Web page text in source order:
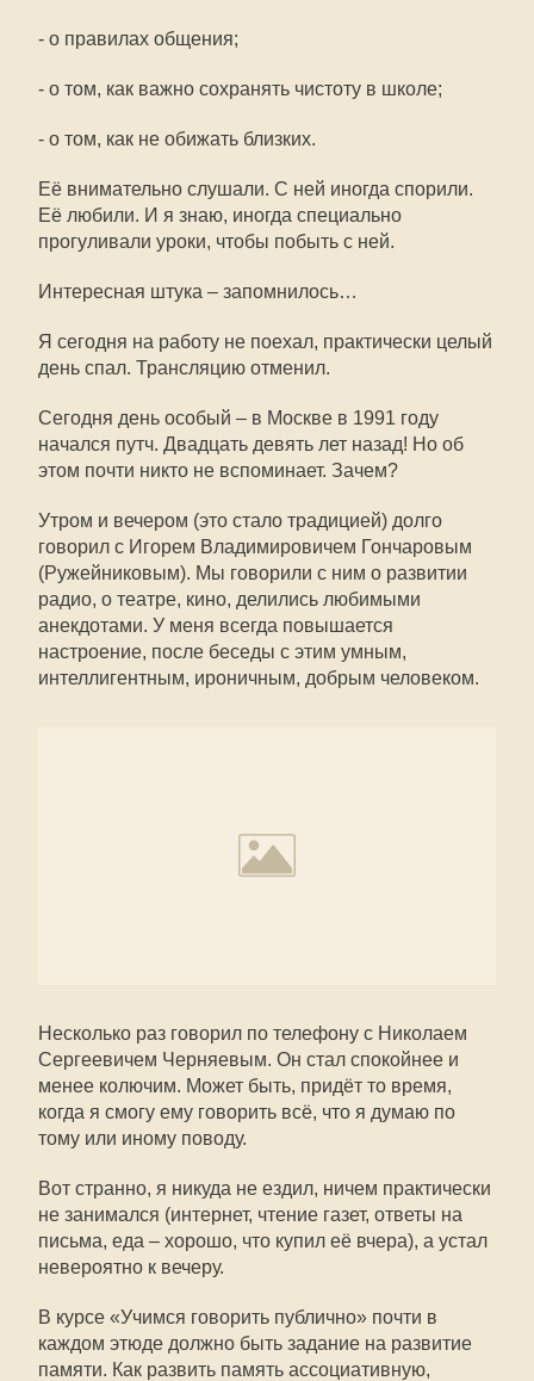
- о правилах общения;
- о том, как важно сохранять чистоту в школе;
- о том, как не обижать близких.
Её внимательно слушали. С ней иногда спорили.
Её любили. И я знаю, иногда специально
прогуливали уроки, чтобы побыть с ней.
Интересная штука – запомнилось…
Я сегодня на работу не поехал, практически целый
день спал. Трансляцию отменил.
Сегодня день особый – в Москве в 1991 году
начался путч. Двадцать девять лет назад! Но об
этом почти никто не вспоминает. Зачем?
Утром и вечером (это стало традицией) долго
говорил с Игорем Владимировичем Гончаровым
(Ружейниковым). Мы говорили с ним о развитии
радио, о театре, кино, делились любимыми
анекдотами. У меня всегда повышается
настроение, после беседы с этим умным,
интеллигентным, ироничным, добрым человеком.
Несколько раз говорил по телефону с Николаем
Сергеевичем Черняевым. Он стал спокойнее и
менее колючим. Может быть, придёт то время,
когда я смогу ему говорить всё, что я думаю по
тому или иному поводу.
Вот странно, я никуда не ездил, ничем практически
не занимался (интернет, чтение газет, ответы на
письма, еда – хорошо, что купил её вчера), а устал
невероятно к вечеру.
В курсе «Учимся говорить публично» почти в
каждом этюде должно быть задание на развитие
памяти. Как развить память ассоциативную,